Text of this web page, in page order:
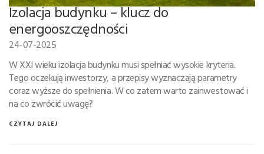
Izolacja budynku – klucz do
energooszczędności
24-07-2025
W XXI wieku izolacja budynku musi spełniać wysokie kryteria.
Tego oczekują inwestorzy, a przepisy wyznaczają parametry
coraz wyższe do spełnienia. W co zatem warto zainwestować i
na co zwrócić uwagę?
CZYTAJ DALEJ